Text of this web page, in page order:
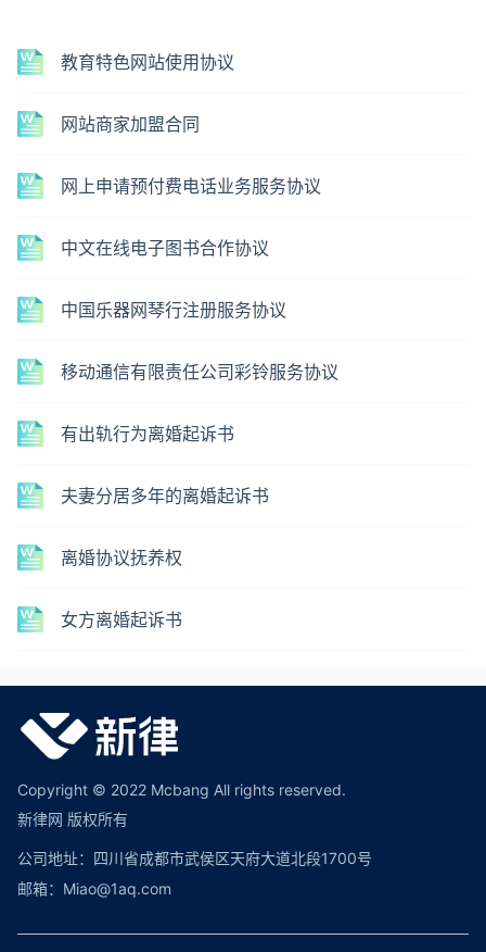
教育特色网站使用协议
网站商家加盟合同
网上申请预付费电话业务服务协议
中文在线电子图书合作协议
中国乐器网琴行注册服务协议
移动通信有限责任公司彩铃服务协议
有出轨行为离婚起诉书
夫妻分居多年的离婚起诉书
离婚协议抚养权
女方离婚起诉书
Copyright © 2022 Mcbang All rights reserved.
新律网 版权所有
公司地址：四川省成都市武侯区天府大道北段1700号
邮箱：Miao@1aq.com